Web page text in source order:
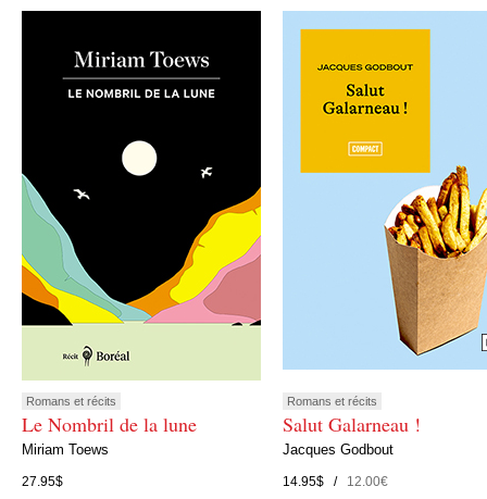
Romans et récits
Le Nombril de la lune
Miriam Toews
27.95$
Romans et récits
Salut Galarneau !
Jacques Godbout
14.95$ /12.00€